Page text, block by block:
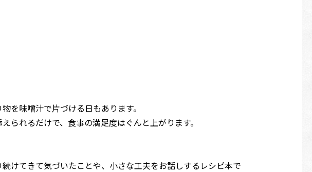
を味噌汁で片づける日もあります。
られるだけで、食事の満足度はぐんと上がります。
けてきて気づいたことや、小さな工夫をお話しするレシピ本で